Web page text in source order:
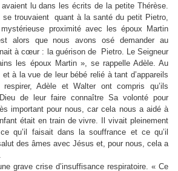
lu dans les écrits de la petite Thérèse.
se trouvaient quant à la santé du petit Pietro,
proximité avec les époux Martin
alors que nous avons osé demander au
à cœur : la guérison de Pietro. Le Seigneur
les époux Martin », se rappelle Adèle. Au
à la vue de leur bébé relié à tant d’appareils
Adèle et Walter ont compris qu’ils
de leur faire connaître Sa volonté pour
important pour nous, car cela nous a aidé à
était en train de vivre. Il vivait pleinement
qu’il faisait dans la souffrance et ce qu’il
des âmes avec Jésus et, pour nous, cela a
grave crise d’insuffisance respiratoire. « Ce